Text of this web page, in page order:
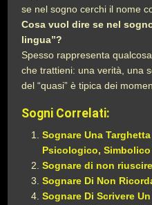
se nel sogno cerchi il nome
Cosa vuol dire se nel
lingua”?
Spesso rappresenta
che trattieni: una verità, una
del “quasi” è tipica dei
Sogni Correlati:
Sognare Una
Psicologico, Simbolico
Sognare di non
Sognare Di Non
Sognare Di Scrivere